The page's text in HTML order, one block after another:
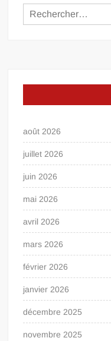
août 2026
juillet 2026
juin 2026
mai 2026
avril 2026
mars 2026
février 2026
janvier 2026
décembre 2025
novembre 2025